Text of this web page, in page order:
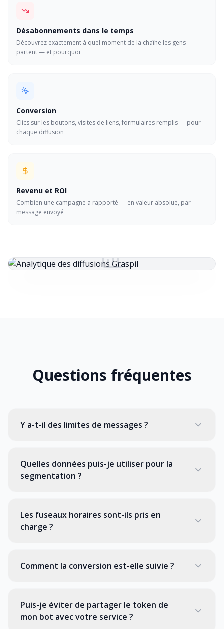
Désabonnements dans le temps
Découvrez exactement à quel moment de la chaîne les gens
partent — et pourquoi
Conversion
Clics sur les boutons, visites de liens, formulaires remplis — pour
chaque diffusion
Revenu et ROI
Combien une campagne a rapporté — en valeur absolue, par
message envoyé
Questions fréquentes
Y a-t-il des limites de messages ?
Quelles données puis-je utiliser pour la
segmentation ?
Les fuseaux horaires sont-ils pris en
charge ?
Comment la conversion est-elle suivie ?
Puis-je éviter de partager le token de
mon bot avec votre service ?